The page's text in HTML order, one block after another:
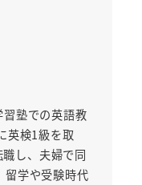
塾での英語教
英検1級を取
し、夫婦で同
留学や受験時代